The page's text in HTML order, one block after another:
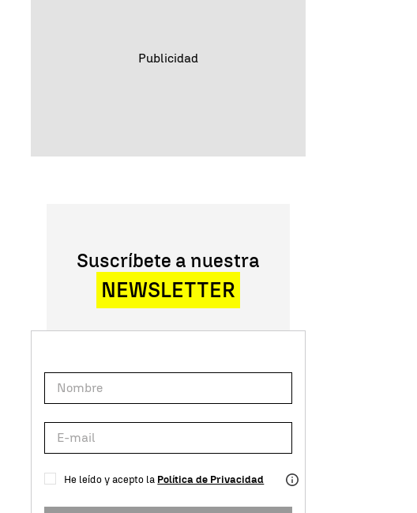
Suscríbete a nuestra
NEWSLETTER
He leído y acepto la Política de Privacidad